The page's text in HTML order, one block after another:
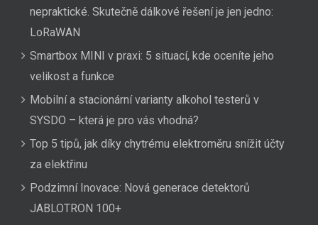
nepraktické. Skutečně dálkové řešení je jen jedno:
LoRaWAN
Smartbox MINI v praxi: 5 situací, kde oceníte jeho
velikost a funkce
Mobilní a stacionární varianty alkohol testerů v
SYSDO – která je pro vás vhodná?
Top 5 tipů, jak díky chytrému elektroměru snížit účty
za elektřinu
Podzimní Inovace: Nová generace detektorů
JABLOTRON 100+